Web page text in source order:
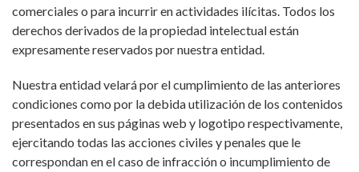
comerciales o para incurrir en actividades ilícitas. Todos los
derechos derivados de la propiedad intelectual están
expresamente reservados por nuestra entidad.
Nuestra entidad velará por el cumplimiento de las anteriores
condiciones como por la debida utilización de los contenidos
presentados en sus páginas web y logotipo respectivamente,
ejercitando todas las acciones civiles y penales que le
correspondan en el caso de infracción o incumplimiento de